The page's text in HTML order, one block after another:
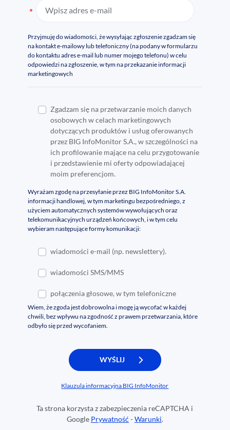
Przyjmuję do wiadomości, że wysyłając zgłoszenie zgadzam się
na kontakt e-mailowy lub telefoniczny (na podany w formularzu
do kontaktu adres e-mail lub numer mojego telefonu) w celu
odpowiedzi na zgłoszenie, w tym na przekazanie informacji
marketingowych
Zgadzam się na przetwarzanie moich danych
osobowych w celach marketingowych
dotyczących produktów i usług oferowanych
przez BIG InfoMonitor S.A., w szczególności na
ich profilowanie mające na celu przygotowanie
i przedstawienie mi oferty odpowiadającej
moim preferencjom.
Wyrażam zgodę na przesyłanie przez BIG InfoMonitor S.A.
informacji handlowej, w tym marketingu bezpośredniego, z
użyciem automatycznych systemów wywołujących oraz
telekomunikacyjnych urządzeń końcowych, i w tym celu
wybieram następujące formy komunikacji:
wiadomości e-mail (np. newslettery).
wiadomości SMS/MMS
połączenia głosowe, w tym telefoniczne
Wiem, że zgoda jest dobrowolna i mogę ją wycofać w każdej
chwili, bez wpływu na zgodność z prawem przetwarzania, które
odbyło się przed wycofaniem.
Klauzula informacyjna BIG InfoMonitor
Ta strona korzysta z zabezpieczenia reCAPTCHA i
Google Prywatność -Warunki.